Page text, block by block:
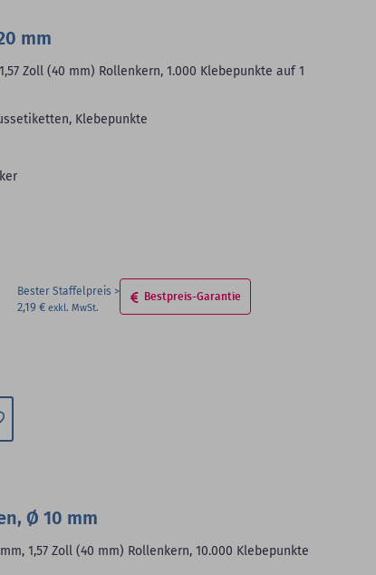
mm
Zoll (40 mm) Rollenkern, 1.000 Klebepunkte auf 1
Klebepunkte
Bester Staffelpreis
2,19 €
Bestpreis-Garantie
Ø 10 mm
1,57 Zoll (40 mm) Rollenkern, 10.000 Klebepunkte